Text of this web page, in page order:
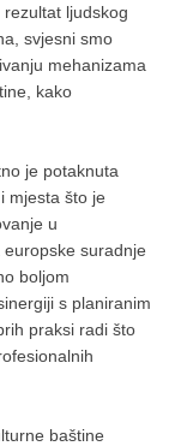
ljudskog
svjesni smo
mehanizama
kako
je potaknuta
mjesta što je
u
suradnje
boljom
s planiranim
praksi radi što
baštine